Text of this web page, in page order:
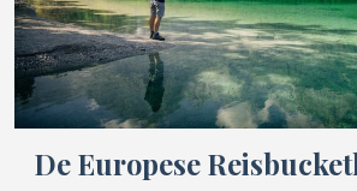
De Europese